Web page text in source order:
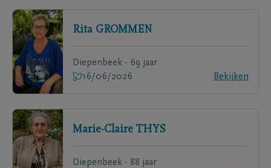
Rita GROMMEN
Diepenbeek - 69 jaar
16/06/2026
Bekijken
Marie-Claire THYS
Diepenbeek - 88 jaar